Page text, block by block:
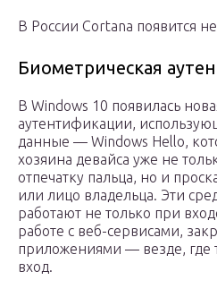
В России Cortana появится
Биометрическая
В Windows 10 появилась
аутентификации,
данные — Windows Hello,
хозяина девайса уже не
отпечатку пальца, но и
или лицо владельца. Эти
работают не только при
работе с веб-сервисами,
приложениями — везде, где
вход.